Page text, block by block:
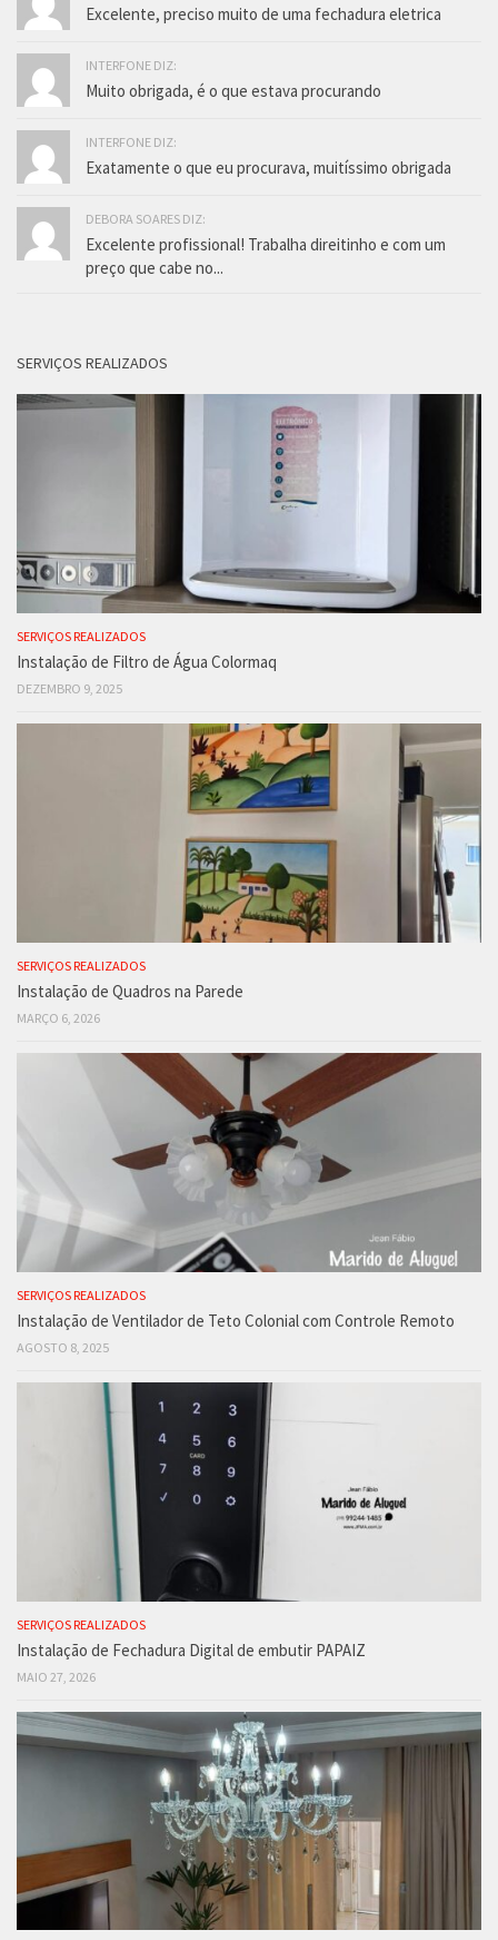
Excelente, preciso muito de uma fechadura eletrica
INTERFONE DIZ:
Muito obrigada, é o que estava procurando
INTERFONE DIZ:
Exatamente o que eu procurava, muitíssimo obrigada
DEBORA SOARES DIZ:
Excelente profissional! Trabalha direitinho e com um
preço que cabe no...
SERVIÇOS REALIZADOS
SERVIÇOS REALIZADOS
Instalação de Filtro de Água Colormaq
DEZEMBRO 9, 2025
SERVIÇOS REALIZADOS
Instalação de Quadros na Parede
MARÇO 6, 2026
SERVIÇOS REALIZADOS
Instalação de Ventilador de Teto Colonial com Controle Remoto
AGOSTO 8, 2025
SERVIÇOS REALIZADOS
Instalação de Fechadura Digital de embutir PAPAIZ
MAIO 27, 2026